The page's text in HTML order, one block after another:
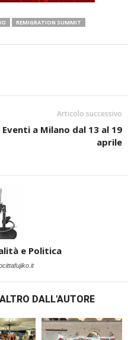
REMIGRATION SUMMIT
Articolo successivo
Eventi a Milano dal 13 al 19
aprile
e Politica
ALTRO DALL'AUTORE